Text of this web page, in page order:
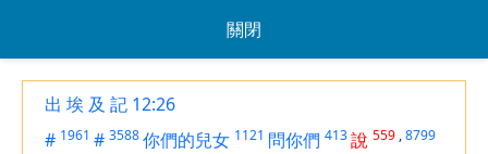
關閉
出 埃 及 記 12:26
# 1961 # 3588你們的兒女 1121 問你們 413說 559 ,8799